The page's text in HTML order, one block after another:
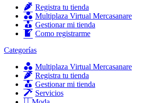
Registra tu tienda
Multiplaza Virtual Mercasanare
Gestionar mi tienda
Como registrarme
Categorías
Multiplaza Virtual Mercasanare
Registra tu tienda
Gestionar mi tienda
Servicios